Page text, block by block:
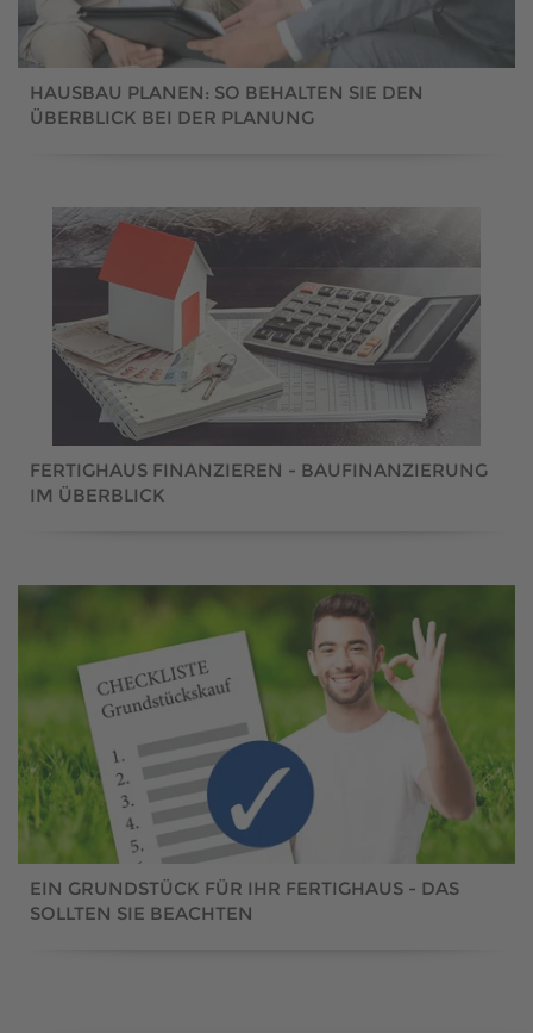
HAUSBAU PLANEN: SO BEHALTEN SIE DEN
ÜBERBLICK BEI DER PLANUNG
FERTIGHAUS FINANZIEREN - BAUFINANZIERUNG
IM ÜBERBLICK
EIN GRUNDSTÜCK FÜR IHR FERTIGHAUS - DAS
SOLLTEN SIE BEACHTEN